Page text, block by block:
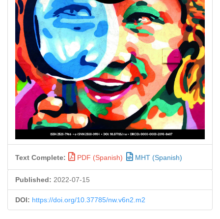
Text Complete: PDF (Spanish) MHT (Spanish)
Published: 2022-07-15
DOI: https://doi.org/10.37785/nw.v6n2.m2